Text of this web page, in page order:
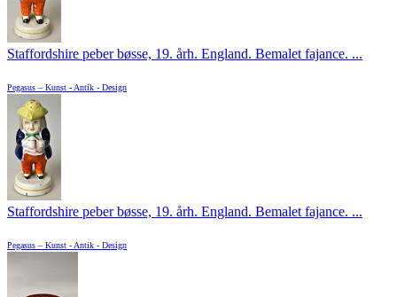
Staffordshire peber bøsse, 19. årh. England. Bemalet fajance. ...
Pegasus – Kunst - Antik - Design
Staffordshire peber bøsse, 19. årh. England. Bemalet fajance. ...
Pegasus – Kunst - Antik - Design